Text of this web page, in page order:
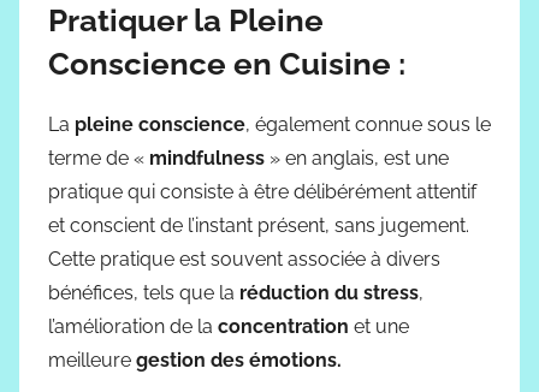
Pratiquer la Pleine
Conscience en Cuisine :
La pleine conscience, également connue sous le
terme de « mindfulness » en anglais, est une
pratique qui consiste à être délibérément attentif
et conscient de l’instant présent, sans jugement.
Cette pratique est souvent associée à divers
bénéfices, tels que la réduction du stress,
l’amélioration de la concentration et une
meilleure gestion des émotions.